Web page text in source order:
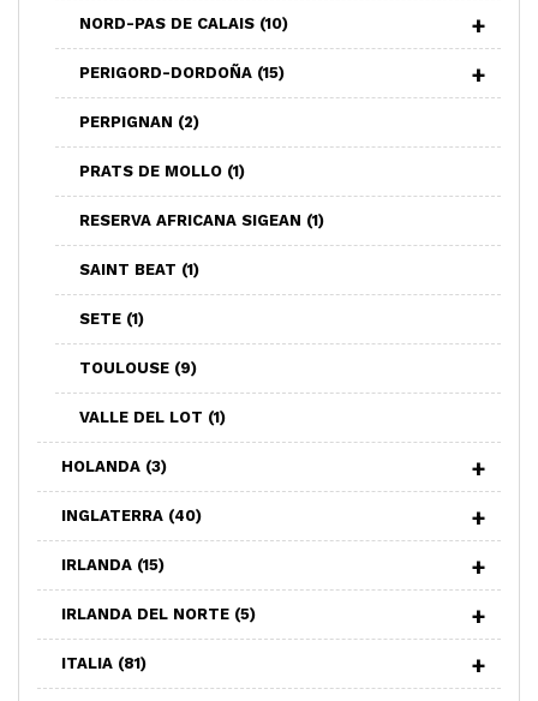
NORD-PAS DE CALAIS (10)
PERIGORD-DORDOÑA (15)
PERPIGNAN (2)
PRATS DE MOLLO (1)
RESERVA AFRICANA SIGEAN (1)
SAINT BEAT (1)
SETE (1)
TOULOUSE (9)
VALLE DEL LOT (1)
HOLANDA (3)
INGLATERRA (40)
IRLANDA (15)
IRLANDA DEL NORTE (5)
ITALIA (81)